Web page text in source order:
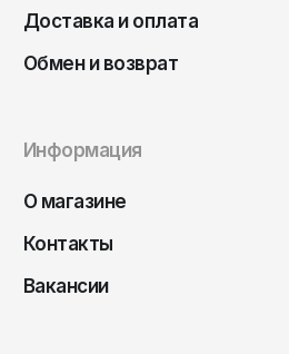
Доставка и оплата
Обмен и возврат
Информация
О магазине
Контакты
Вакансии
Ярославль